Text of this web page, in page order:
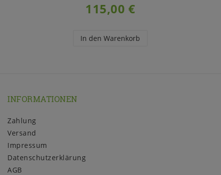
115,00 €
In den Warenkorb
INFORMATIONEN
Zahlung
Versand
Impressum
Daten­schutz­erklärung
AGB